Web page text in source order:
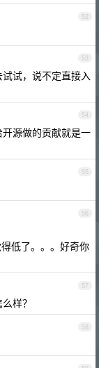
52
53
试，说不定直接入
54
源做的贡献就是一
55
56
低了。。。好奇你
57
样？
58